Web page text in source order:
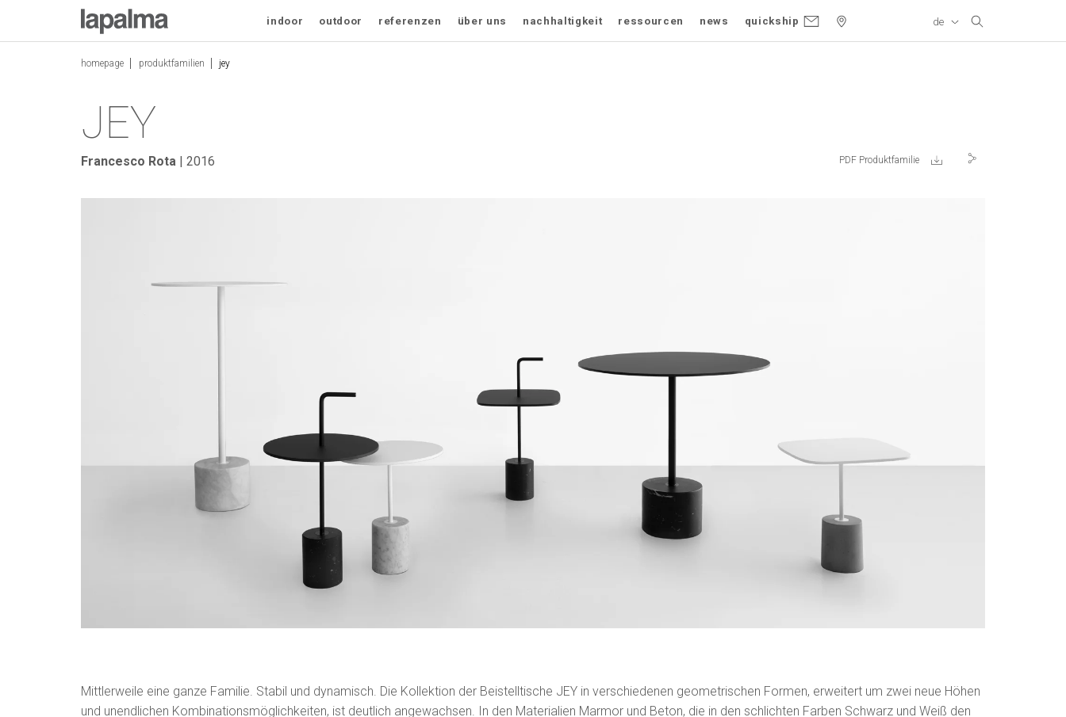
indoor outdoor referenzen über uns nachhaltigkeit ressourcen news quickship de
homepage produktfamilien jey
JEY Bildgalerie Produktvarianten
JEY
Francesco Rota | 2016 PDF Produktfamilie
Mittlerweile eine ganze Familie. Stabil und dynamisch. Die Kollektion der Beistelltische JEY in verschiedenen geometrischen Formen, erweitert um zwei neue Höhen
und unendlichen Kombinationsmöglichkeiten, ist deutlich angewachsen. In den Materialien Marmor und Beton, die in den schlichten Farben Schwarz und Weiß den